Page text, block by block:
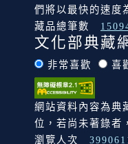
們將以最快的速度
藏品總筆數
文化部典藏
非常喜歡 喜
網站資料內容為典
位，若尚未著錄者
瀏覽人次